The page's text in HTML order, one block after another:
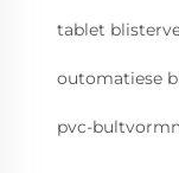
tablet
outomatiese
pvc-